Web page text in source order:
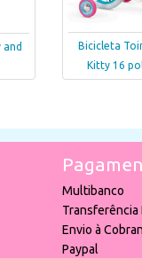
Bicicleta
Kitty 16
Multibanco
Transferência
Envio à
Paypal